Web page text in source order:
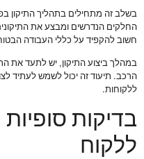
בשלב זה מתחילים בתהליך התיקון
החלקים הנדרשים ומבצע את
חשוב להקפיד על כללי העבודה
במהלך ביצוע התיקון, יש לתעד את
הרכב. תיעוד זה יכול לשמש לעתיד
ללקוחות.
בדיקות
ללקוח